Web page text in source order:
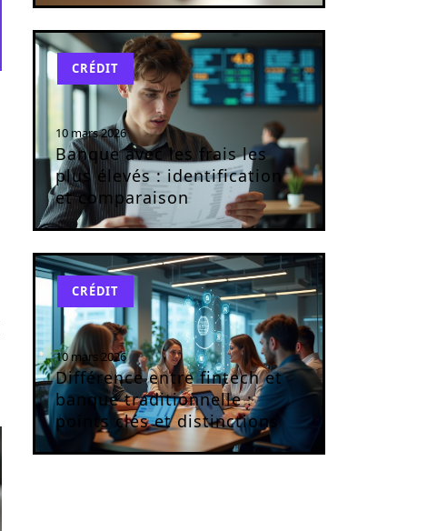
CRÉDIT
10 mars 2026
Banque avec les frais les
plus élevés : identification
et comparaison
CRÉDIT
10 mars 2026
Différence entre fintech et
banque traditionnelle :
points clés et distinctions